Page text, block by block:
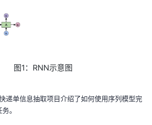
图1：RNN示意图
递单信息抽取项目介绍了如何使用序列模型完
。